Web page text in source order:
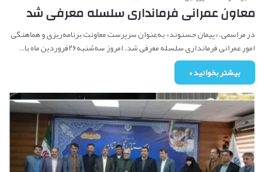
معاون عمرانی فرمانداری سلسله معرفی شد
در مراسمی، «پیمان حسنوند» به‌عنوان سرپرست معاونت برنامه‌ریزی و هماهنگی
امور عمرانی فرمانداری سلسله معرفی شد. امروز سه‌شنبه۲۶فروردین ماه با…
بیشتر بخوانید »